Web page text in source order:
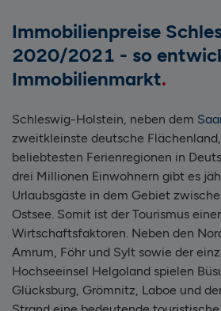
Immobilienpreise
2020/2021 - so
Immobilienmarkt
Schleswig-Holstein, neben dem
zweitkleinste deutsche
beliebtesten Ferienregionen in
drei Millionen Einwohnern gibt es
Urlaubsgäste in dem Gebiet
Ostsee. Somit ist der Tourismus
Wirtschaftsfaktoren. Neben den
Amrum, Föhr und Sylt sowie der
Hochseeinsel Helgoland spielen
Glücksburg, Grömnitz, Laboe und